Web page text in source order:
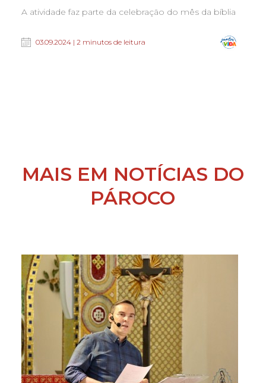
A atividade faz parte da celebração do mês da bíblia
03.09.2024 | 2 minutos de leitura
MAIS EM NOTÍCIAS DO
PÁROCO